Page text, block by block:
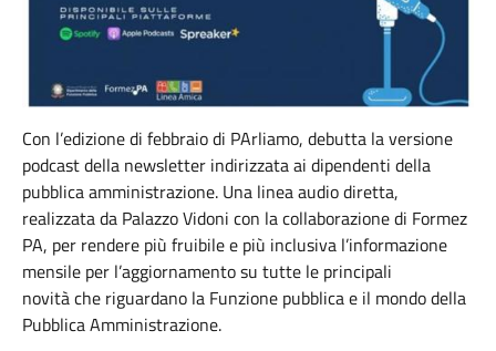
Con l’edizione di febbraio di PArliamo, debutta la versione
podcast della newsletter indirizzata ai dipendenti della
pubblica amministrazione. Una linea audio diretta,
realizzata da Palazzo Vidoni con la collaborazione di Formez
PA, per rendere più fruibile e più inclusiva l’informazione
mensile per l’aggiornamento su tutte le principali
novità che riguardano la Funzione pubblica e il mondo della
Pubblica Amministrazione.